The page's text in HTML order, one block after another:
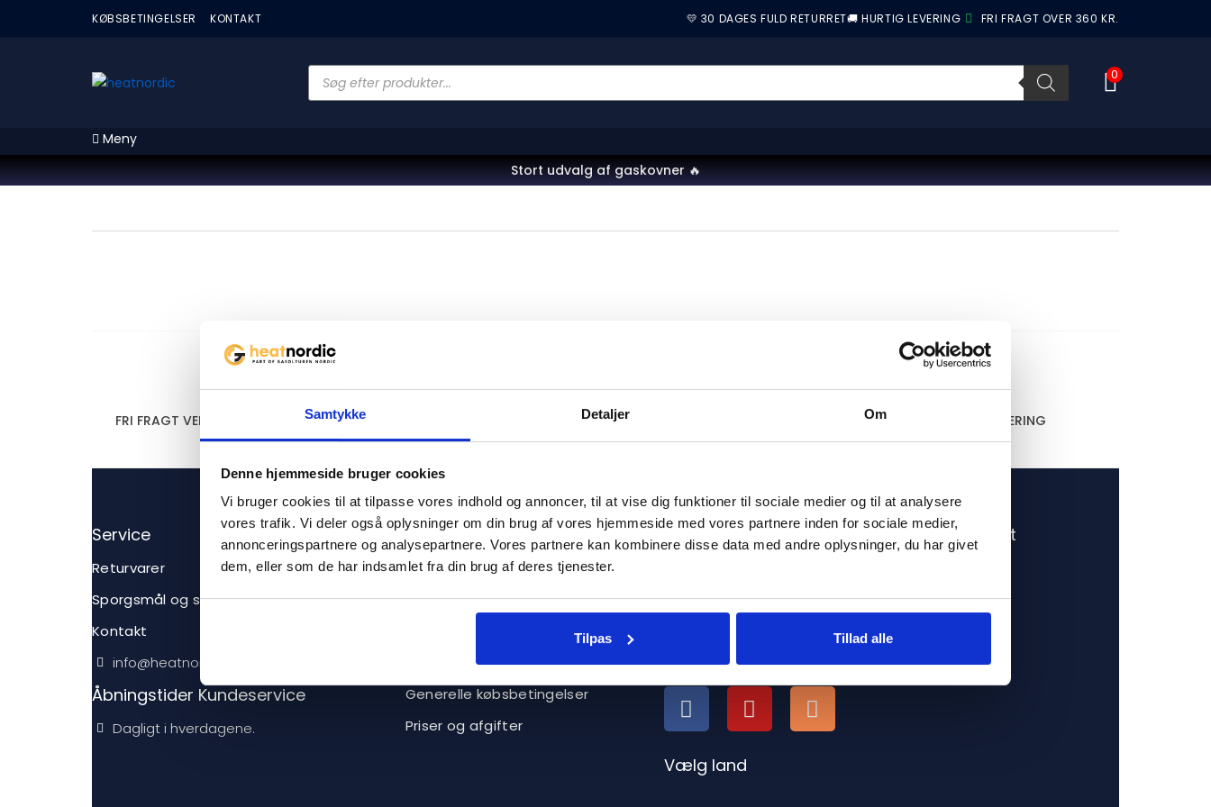
Samtykke Detaljer Om
Denne hjemmeside bruger cookies
Vi bruger cookies til at tilpasse vores indhold og annoncer, til at vise dig funktioner til sociale medier og til at analysere
vores trafik. Vi deler også oplysninger om din brug af vores hjemmeside med vores partnere inden for sociale medier,
annonceringspartnere og analysepartnere. Vores partnere kan kombinere disse data med andre oplysninger, du har givet
dem, eller som de har indsamlet fra din brug af deres tjenester.
Tilpas Tillad alle
KØBSBETINGELSER KONTAKT 💛 30 DAGES FULD RETURRET🚚 HURTIG LEVERING FRI FRAGT OVER 360 KR.
0
Meny
Stort udvalg af gaskovner 🔥
FRI FRAGT VED KØB OVER 360 KR. HURTIG LEVERING
Service
Returvarer
Sporgsmål og svar
Kontakt
info@heatnordic.dk
Åbningstider Kundeservice
Dagligt i hverdagene.
Forretning
Bliv forhandler
Om Heatnordic
Privatlivspolitik
Generelle købsbetingelser
Priser og afgifter
Om os
flasker online.
Vælg land
Shop sikkert